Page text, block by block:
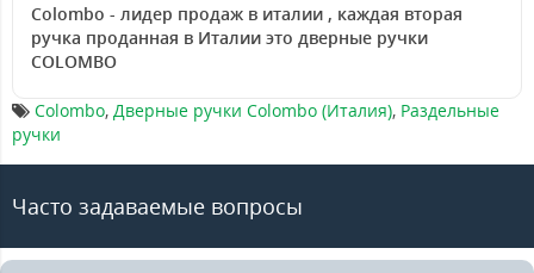
Colombo - лидер продаж в италии , каждая вторая
ручка проданная в Италии это дверные ручки
COLOMBO
Colombo, Дверные ручки Colombo (Италия), Раздельные
ручки
Часто задаваемые вопросы